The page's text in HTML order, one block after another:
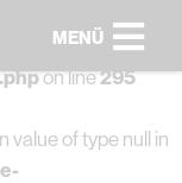
www/vhosts/sse-
on line295
value of type null in
MENÜ